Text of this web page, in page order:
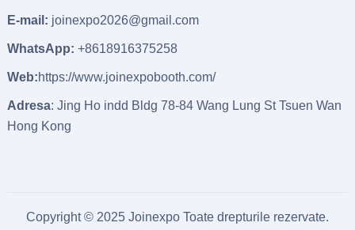
E-mail: joinexpo2026@gmail.com
WhatsApp: +8618916375258
Web:https://www.joinexpobooth.com/
Adresa: Jing Ho indd Bldg 78-84 Wang Lung St Tsuen Wan
Hong Kong
Copyright © 2025 Joinexpo Toate drepturile rezervate.